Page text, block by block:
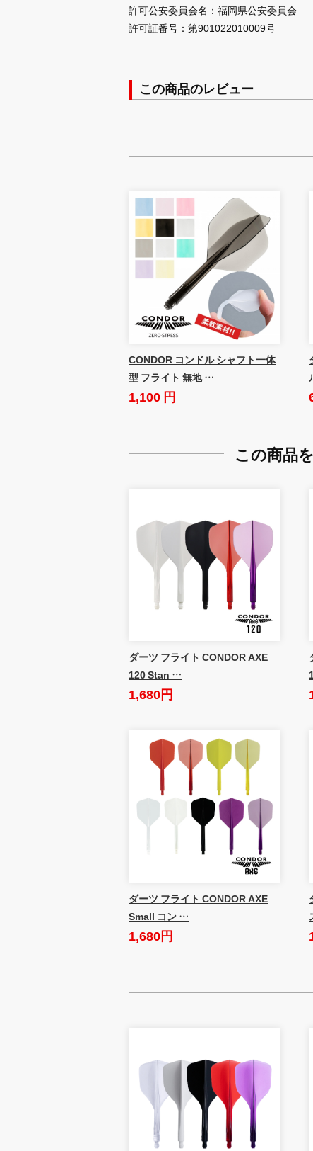
許可公安委員会名：福岡県公安委員会
許可証番号：第901022010009号
この商品のレビュー
CONDOR コンドル シャフト一体
型 フライト 無地 …
1,100 円
この商品
ダーツ フライト CONDOR AXE
120 Stan …
1,680円
ダーツ フライト CONDOR AXE
Small コン …
1,680円